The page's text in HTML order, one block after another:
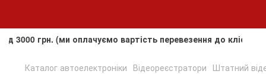
(ми оплачуємо вартість перевезення до клієнта, але
Каталог автоелектроніки Відеореєстратори Штатний